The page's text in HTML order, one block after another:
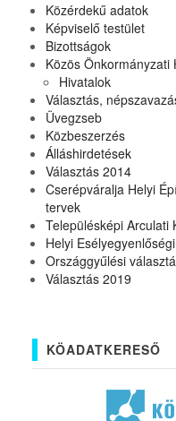
Közérdekű adatok
Képviselő testület
Bizottságok
Közös Önkormányzati
Hivatalok
Választás,
Üvegzseb
Közbeszerzés
Álláshirdetések
Választás 2014
Cserépváralja Helyi
tervek
Településképi Arculati
Helyi
Országgyűlési
Választás 2019
KÖADATKERESŐ